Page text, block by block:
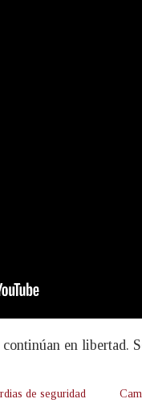
en libertad.
de seguridad